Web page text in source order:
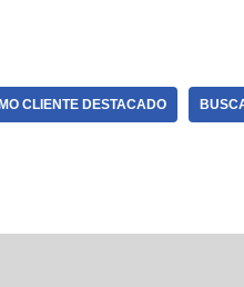
CLIENTE DESTACADO